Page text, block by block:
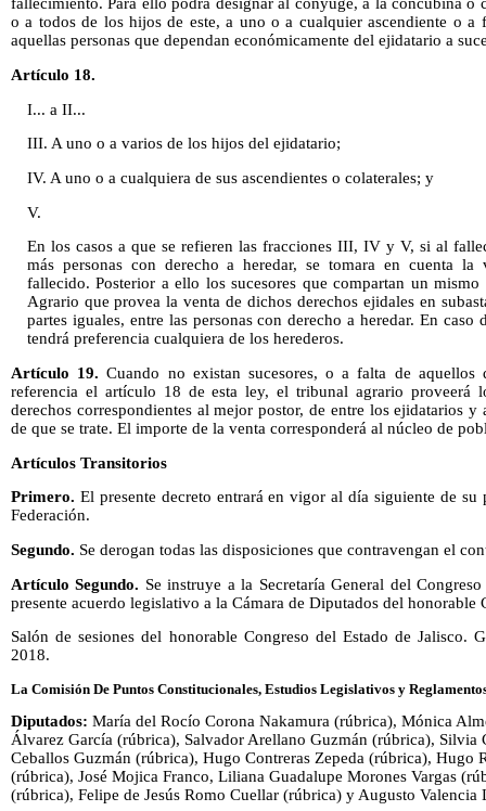
fallecimiento. Para ello podrá designar al cónyuge, a la concubina o
o a todos de los hijos de este, a uno o a cualquier ascendiente o a
aquellas personas que dependan económicamente del ejidatario a
Artículo 18.
I... a II...
III. A uno o a varios de los hijos del ejidatario;
IV. A uno o a cualquiera de sus ascendientes o colaterales; y
V.
En los casos a que se refieren las fracciones III, IV y V, si al
más personas con derecho a heredar, se tomara en cuenta
fallecido. Posterior a ello los sucesores que compartan un
Agrario que provea la venta de dichos derechos ejidales en
partes iguales, entre las personas con derecho a heredar. En caso
tendrá preferencia cualquiera de los herederos.
Artículo 19. Cuando no existan sucesores, o a falta de aquellos
referencia el artículo 18 de esta ley, el tribunal agrario proveerá
derechos correspondientes al mejor postor, de entre los ejidatarios
de que se trate. El importe de la venta corresponderá al núcleo de
Artículos Transitorios
Primero. El presente decreto entrará en vigor al día siguiente de
Federación.
Segundo. Se derogan todas las disposiciones que contravengan el
Artículo Segundo. Se instruye a la Secretaría General del
presente acuerdo legislativo a la Cámara de Diputados del honorable
Salón de sesiones del honorable Congreso del Estado de Jalisco.
2018.
La Comisión De Puntos Constitucionales, Estudios Legislativos y
Diputados: María del Rocío Corona Nakamura (rúbrica), Mónica
Álvarez García (rúbrica), Salvador Arellano Guzmán (rúbrica), Silvia
Ceballos Guzmán (rúbrica), Hugo Contreras Zepeda (rúbrica), Hugo
(rúbrica), José Mojica Franco, Liliana Guadalupe Morones Vargas
(rúbrica), Felipe de Jesús Romo Cuellar (rúbrica) y Augusto Valencia